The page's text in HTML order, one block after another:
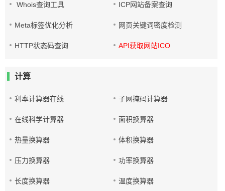
Whois查询工具 ICP网站备案查询
Meta标签优化分析 网页关键词密度检测
HTTP状态码查询 API获取网站ICO
计算
利率计算器在线 子网掩码计算器
在线科学计算器 面积换算器
热量换算器 体积换算器
压力换算器 功率换算器
长度换算器 温度换算器